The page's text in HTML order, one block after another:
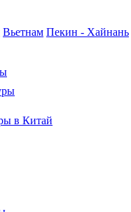
Вьетнам Пекин - Хайнань
в Китай